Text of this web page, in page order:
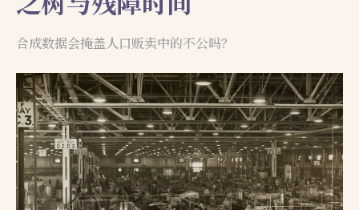
合成数据会掩盖人口贩卖中的不公吗？